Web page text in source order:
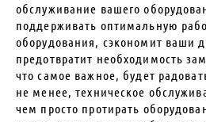
обслуживание вашего
поддерживать оптимальную
оборудования, сэкономит ваши
предотвратит необходимость
что самое важное, будет
не менее, техническое
чем просто протирать